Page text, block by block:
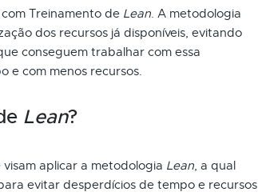
com Treinamento de Lean. A metodologia
dos recursos já disponíveis, evitando
conseguem trabalhar com essa
e com menos recursos.
Lean?
aplicar a metodologia Lean, a qual
evitar desperdícios de tempo e recursos